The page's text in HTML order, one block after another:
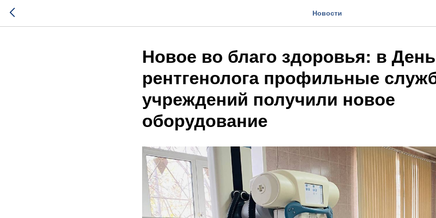
Новости
Новое во благо здоровья: в День
рентгенолога профильные
учреждений получили новое
оборудование